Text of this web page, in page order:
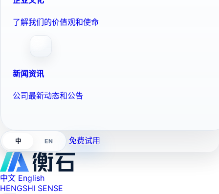
了解我们的价值观和使命
新闻资讯
公司最新动态和公告
中 EN 免费试用
中文 English
HENGSHI SENSE